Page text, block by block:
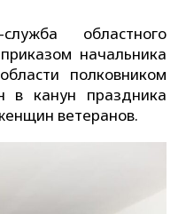
областного
начальника
полковником
в канун праздника
ветеранов.